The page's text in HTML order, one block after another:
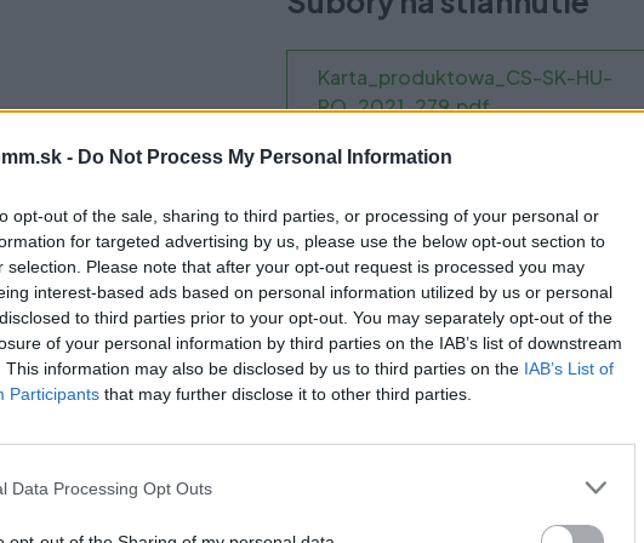
- Do Not Process My Personal Information
opt-out of the sale, sharing to third parties, or processing of your personal or
for targeted advertising by us, please use the below opt-out section to
selection. Please note that after your opt-out request is processed you may
interest-based ads based on personal information utilized by us or personal
to third parties prior to your opt-out. You may separately opt-out of the
of your personal information by third parties on the IAB’s list of downstream
This information may also be disclosed by us to third parties on the IAB’s List of
Participants that may further disclose it to other third parties.
Data Processing Opt Outs
Karta_produktowa_CS-SK-HU-
RO_2021_279.pdf
si vybrať tento produkt?
skvelým doplnkom k akémukoľvek typu povrchu na
kúpeľne, ako aj do obývacej izby a kancelárie. Jej tvar